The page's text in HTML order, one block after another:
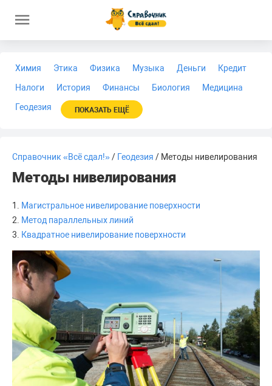
Химия Этика Физика Музыка Деньги
Кредит
Налоги
История Финансы Биология
Медицина
Геодезия
ПОКАЗАТЬ ЕЩЁ
Справочник «Всё сдал!»/ Геодезия / Методы нивелирования
Методы нивелирования
1.
Магистральное нивелирование поверхности
2.
Метод параллельных линий
3.
Квадратное нивелирование поверхности